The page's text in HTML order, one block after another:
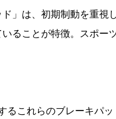
」は、初期制動を重視
ることが特徴。スポー
るこれらのブレーキパ